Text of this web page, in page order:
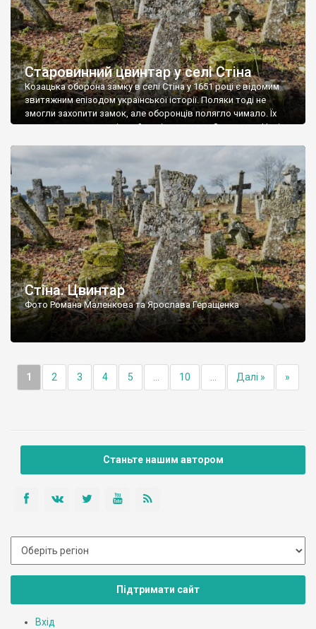
Старовинний цвинтар у селі Стіна
Козацька оборона замку в селі Стіна у 1651 році є відомим
звитяжним епізодом української історії. Поляки тоді не
змогли захопити замок, але оборонців полягло чимало. Їх
поховали на цвинтарі, який тоді називався Замковим. Нині на
ньому чимало хрестів 19 століття, є такі, де епітафії стер […]
Стіна. Цвинтар
Фото Романа Маленкова та Ярослава Геращенка
1 2 3 4 5 10 Далі » »
Станьте нашим автором
Підтримати сайт
Вхід